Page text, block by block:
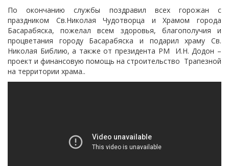
По окончанию службы поздравил всех горожан с
праздником Св.Николая Чудотворца и Храмом города
Басарабяска, пожелал всем здоровья, благополучия и
процветания городу Басарабяска и подарил храму Св.
Николая Библию, а также от президента РМ И.Н. Додон –
проект и финансовую помощь на строительство Трапезной
на территории храма..